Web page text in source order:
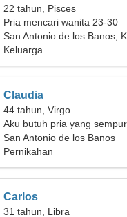
22 tahun, Pisces
Pria mencari wanita 23-30
San Antonio de los Banos,
Keluarga
Claudia
44 tahun, Virgo
Aku butuh pria yang
San Antonio de los Banos
Pernikahan
Carlos
31 tahun, Libra